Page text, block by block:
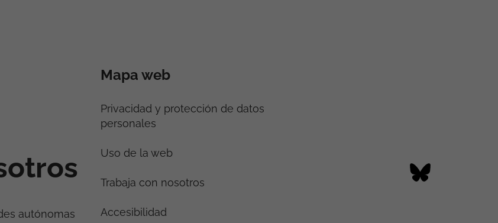
autónomas
Mapa web
Privacidad y protección de datos
personales
Uso de la web
Trabaja con nosotros
Accesibilidad